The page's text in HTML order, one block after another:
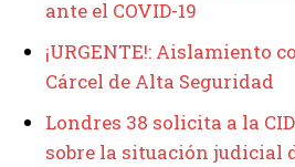
ante el COVID-19
¡URGENTE!: Aislamiento
Cárcel de Alta Seguridad
Londres 38 solicita a la
sobre la situación judicial